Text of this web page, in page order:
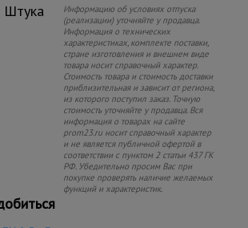
Штука
Информацию об условиях отпуска
(реализации) уточняйте у продавца.
Информация о технических
характеристиках, комплекте поставки,
стране изготовления и внешнем виде
товара носит справочный характер.
Стоимость товара и стоимость доставки
приблизительная и зависит от региона,
из которого поступил заказ. Точную
стоимость уточняйте у продавца. Вся
информация о товарах на сайте
prom23.ru носит справочный характер
и не является публичной офертой в
соответствии с пунктом 2 статьи 437 ГК
РФ. Убедительно просим Вас при
покупке проверять наличие желаемых
функций и характеристик.